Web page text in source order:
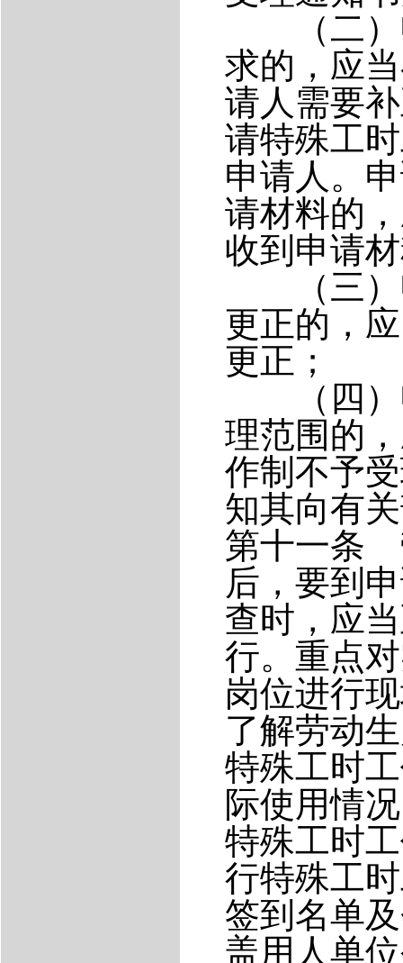
（二）
求的，应
请人需要
请特殊工
申请人。
请材料的
收到申请
（三）
更正的，
更正；
（四）
理范围的
作制不予
知其向有
第十一条
后，要到
查时，应
行。重点
岗位进行
了解劳动
特殊工时
际使用情
特殊工时
行特殊工
签到名单
盖用人单